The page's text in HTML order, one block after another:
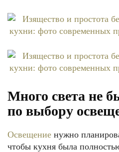
Много света не
по выбору
Освещение нужно
чтобы кухня была